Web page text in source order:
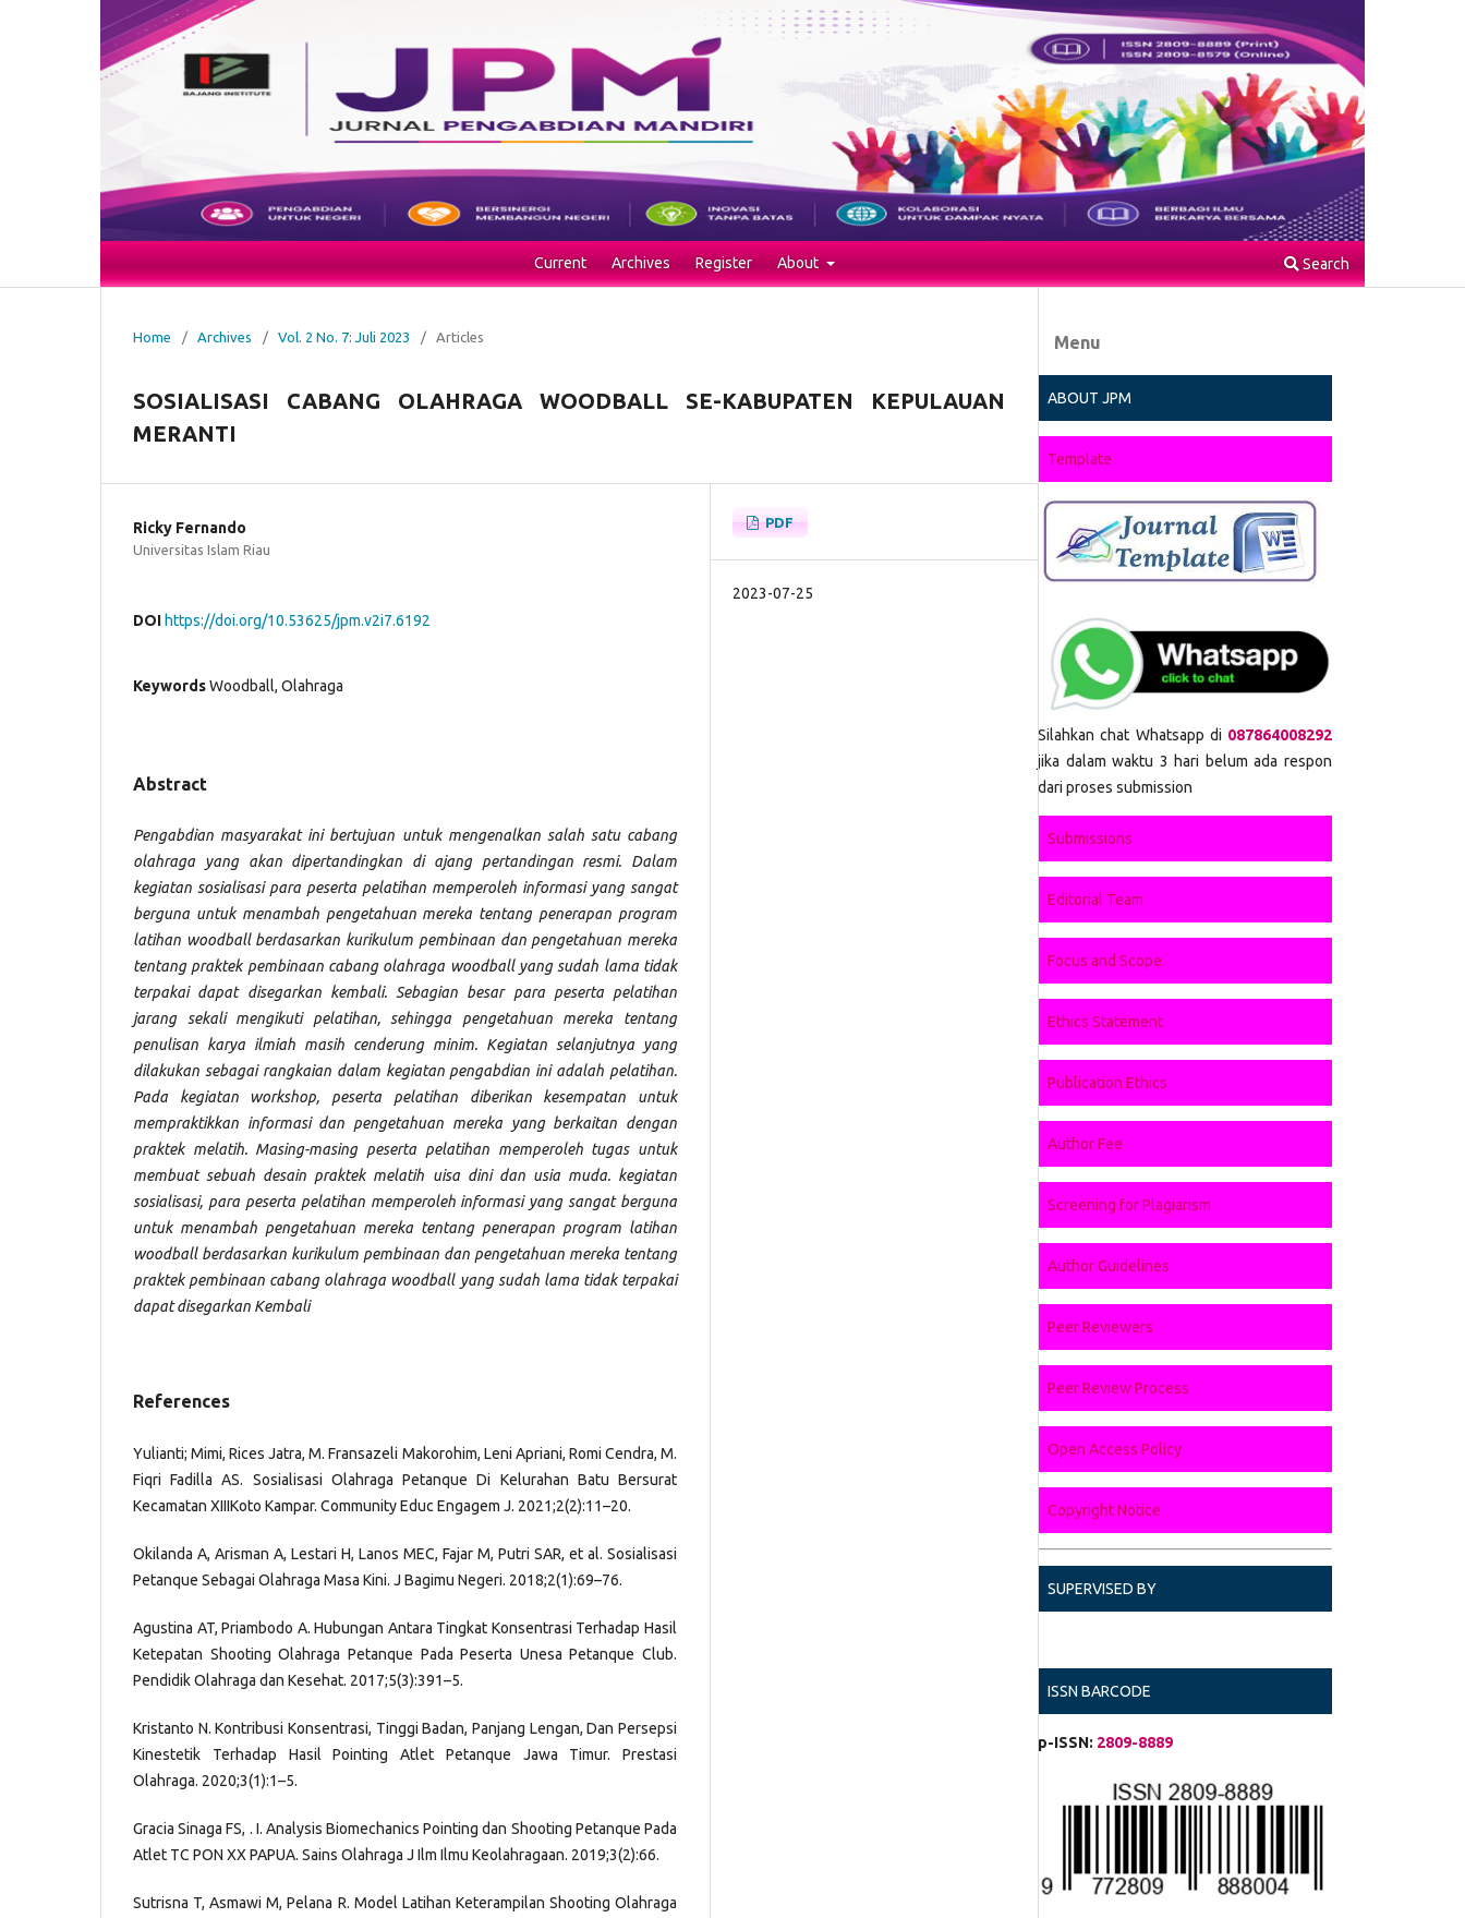
Current Archives Register About Search
Home / Archives / Vol. 2 No. 7: Juli 2023 / Articles
SOSIALISASI CABANG OLAHRAGA WOODBALL SE-KABUPATEN KEPULAUAN
MERANTI
Ricky Fernando
Universitas Islam Riau
DOI https://doi.org/10.53625/jpm.v2i7.6192
KeywordsWoodball, Olahraga
Abstract
Pengabdian masyarakat ini bertujuan untuk mengenalkan salah satu cabang
olahraga yang akan dipertandingkan di ajang pertandingan resmi. Dalam
kegiatan sosialisasi para peserta pelatihan memperoleh informasi yang sangat
berguna untuk menambah pengetahuan mereka tentang penerapan program
latihan woodball berdasarkan kurikulum pembinaan dan pengetahuan mereka
tentang praktek pembinaan cabang olahraga woodball yang sudah lama tidak
terpakai dapat disegarkan kembali. Sebagian besar para peserta pelatihan
jarang sekali mengikuti pelatihan, sehingga pengetahuan mereka tentang
penulisan karya ilmiah masih cenderung minim. Kegiatan selanjutnya yang
dilakukan sebagai rangkaian dalam kegiatan pengabdian ini adalah pelatihan.
Pada kegiatan workshop, peserta pelatihan diberikan kesempatan untuk
mempraktikkan informasi dan pengetahuan mereka yang berkaitan dengan
praktek melatih. Masing-masing peserta pelatihan memperoleh tugas untuk
membuat sebuah desain praktek melatih uisa dini dan usia muda. kegiatan
sosialisasi, para peserta pelatihan memperoleh informasi yang sangat berguna
untuk menambah pengetahuan mereka tentang penerapan program latihan
woodball berdasarkan kurikulum pembinaan dan pengetahuan mereka tentang
praktek pembinaan cabang olahraga woodball yang sudah lama tidak terpakai
dapat disegarkan Kembali
References
Yulianti; Mimi, Rices Jatra, M. Fransazeli Makorohim, Leni Apriani, Romi Cendra, M.
Fiqri Fadilla AS. Sosialisasi Olahraga Petanque Di Kelurahan Batu Bersurat
Kecamatan XIIIKoto Kampar. Community Educ Engagem J. 2021;2(2):11–20.
Okilanda A, Arisman A, Lestari H, Lanos MEC, Fajar M, Putri SAR, et al. Sosialisasi
Petanque Sebagai Olahraga Masa Kini. J Bagimu Negeri. 2018;2(1):69–76.
Agustina AT, Priambodo A. Hubungan Antara Tingkat Konsentrasi Terhadap Hasil
Ketepatan Shooting Olahraga Petanque Pada Peserta Unesa Petanque Club.
Pendidik Olahraga dan Kesehat. 2017;5(3):391–5.
Kristanto N. Kontribusi Konsentrasi, Tinggi Badan, Panjang Lengan, Dan Persepsi
Kinestetik Terhadap Hasil Pointing Atlet Petanque Jawa Timur. Prestasi
Olahraga. 2020;3(1):1–5.
Gracia Sinaga FS, . I. Analysis Biomechanics Pointing dan Shooting Petanque Pada
Atlet TC PON XX PAPUA. Sains Olahraga J Ilm Ilmu Keolahragaan. 2019;3(2):66.
Sutrisna T, Asmawi M, Pelana R. Model Latihan Keterampilan Shooting Olahraga
PDF
2023-07-25
Menu
ABOUT JPM
Template
Silahkan chat Whatsapp di 087864008292
jika dalam waktu 3 hari belum ada respon
dari proses submission
Submissions
Editorial Team
Focus and Scope
Ethics Statement
Publication Ethics
Author Fee
Screening for Plagiarism
Author Guidelines
Peer Reviewers
Peer Review Process
Open Access Policy
Copyright Notice
SUPERVISED BY
ISSN BARCODE
p-ISSN: 2809-8889